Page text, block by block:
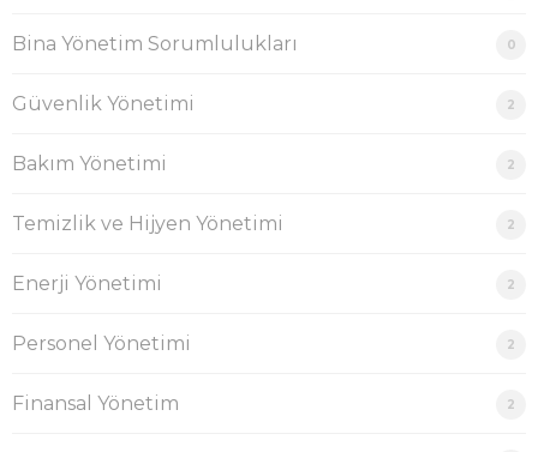
Bina Yönetim Sorumlulukları 0
Güvenlik Yönetimi 2
Bakım Yönetimi 2
Temizlik ve Hijyen Yönetimi 2
Enerji Yönetimi 2
Personel Yönetimi 2
Finansal Yönetim 2